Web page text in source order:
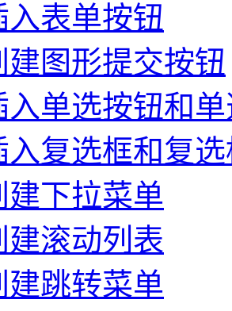
入表单按钮
建图形提交按钮
入单选按钮和
入复选框和复
建下拉菜单
建滚动列表
建跳转菜单